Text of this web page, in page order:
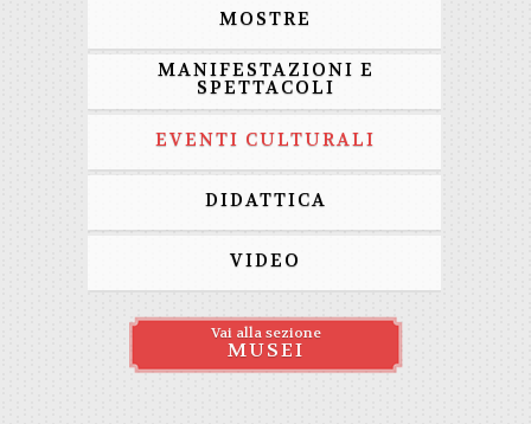
MOSTRE
MANIFESTAZIONI E
SPETTACOLI
EVENTI CULTURALI
DIDATTICA
VIDEO
Vai alla sezione
MUSEI